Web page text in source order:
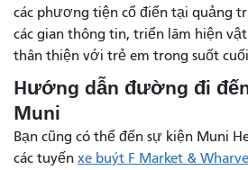
các phương tiện cổ điển tại quảng
các gian thông tin, triển lãm hiện
thân thiện với trẻ em trong suốt
Hướng dẫn đường đi
Muni
Bạn cũng có thể đến sự kiện Muni
các tuyến xe buýt F Market &